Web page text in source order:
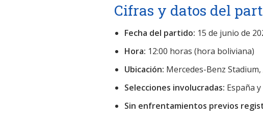
Cifras y datos del
Fecha del partido: 15 de junio de
Hora: 12:00 horas (hora boliviana)
Ubicación: Mercedes-Benz
Selecciones involucradas: España
Sin enfrentamientos previos